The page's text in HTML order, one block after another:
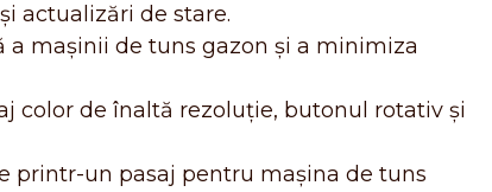
actualizări de stare.
mașinii de tuns gazon și a minimiza
color de înaltă rezoluție, butonul rotativ și
printr-un pasaj pentru mașina de tuns